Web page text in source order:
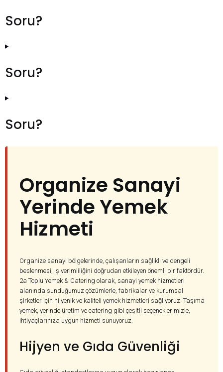
Soru?
Soru?
Soru?
Organize Sanayi
Yerinde Yemek
Hizmeti
Organize sanayi bölgelerinde, çalışanların sağlıklı ve dengeli
beslenmesi, iş verimliliğini doğrudan etkileyen önemli bir faktördür.
2a Toplu Yemek & Catering olarak, sanayi yemek hizmetleri
alanında sunduğumuz çözümlerle, fabrikalar ve kurumsal
şirketler için hijyenik ve kaliteli yemek hizmetleri sağlıyoruz. Taşıma
yemek, yerinde üretim ve catering gibi çeşitli seçeneklerimizle,
ihtiyaçlarınıza uygun hizmeti sunuyoruz.
Hijyen ve Gıda Güvenliği